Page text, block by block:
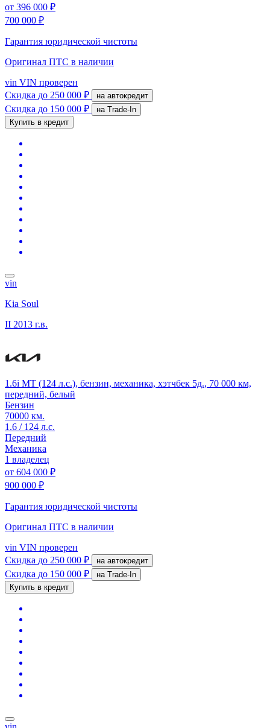
от 396 000 ₽
700 000 ₽
Гарантия юридической чистоты
Оригинал ПТС в наличии
vin VIN проверен
Скидка до 250 000 ₽ на автокредит
Скидка до 150 000 ₽
на Trade-In
Купить в кредит
vin
Kia Soul
II 2013 г.в.
1.6i MT (124 л.с.), бензин, механика, хэтчбек 5д., 70 000 км,
передний, белый
Бензин
70000 км.
1.6 / 124 л.с.
Передний
Механика
1 владелец
от 604 000 ₽
900 000 ₽
Гарантия юридической чистоты
Оригинал ПТС в наличии
vin VIN проверен
Скидка до 250 000 ₽ на автокредит
Скидка до 150 000 ₽
на Trade-In
Купить в кредит